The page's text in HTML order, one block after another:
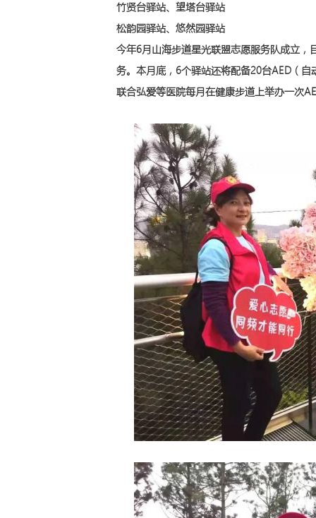
竹贤台驿站、望塔台驿站
松韵园驿站、悠然园驿站
今年6月山海步道星光联盟志愿服务队成立，
务。本月底，6个驿站还将配备20台AED（
联合弘爱等医院每月在健康步道上举办一次